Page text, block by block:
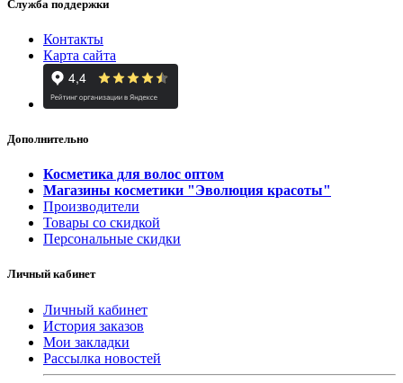
Служба поддержки
Контакты
Карта сайта
Дополнительно
Косметика для волос оптом
Магазины косметики "Эволюция красоты"
Производители
Товары со скидкой
Персональные скидки
Личный кабинет
Личный кабинет
История заказов
Мои закладки
Рассылка новостей